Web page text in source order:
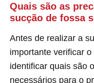
Quais são as
sucção de fossa
Antes de realizar a
importante verificar
identificar quais são
necessários para o